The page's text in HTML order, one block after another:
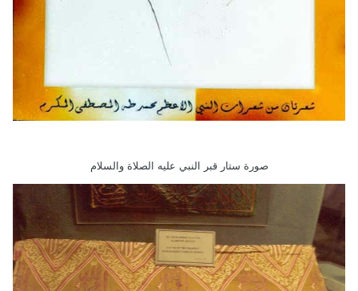
صورة ستار قبر النبي عليه الصلاة والسلام